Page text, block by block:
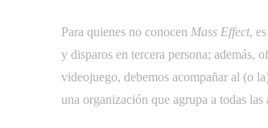
Para quienes no conocen Mass Effect,
y disparos en tercera persona; además,
videojuego, debemos acompañar al (o
una organización que agrupa a todas